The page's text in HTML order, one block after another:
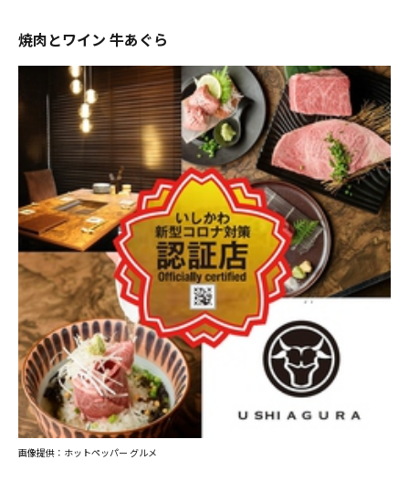
焼肉とワイン 牛あぐら
画像提供：ホットペッパー グルメ